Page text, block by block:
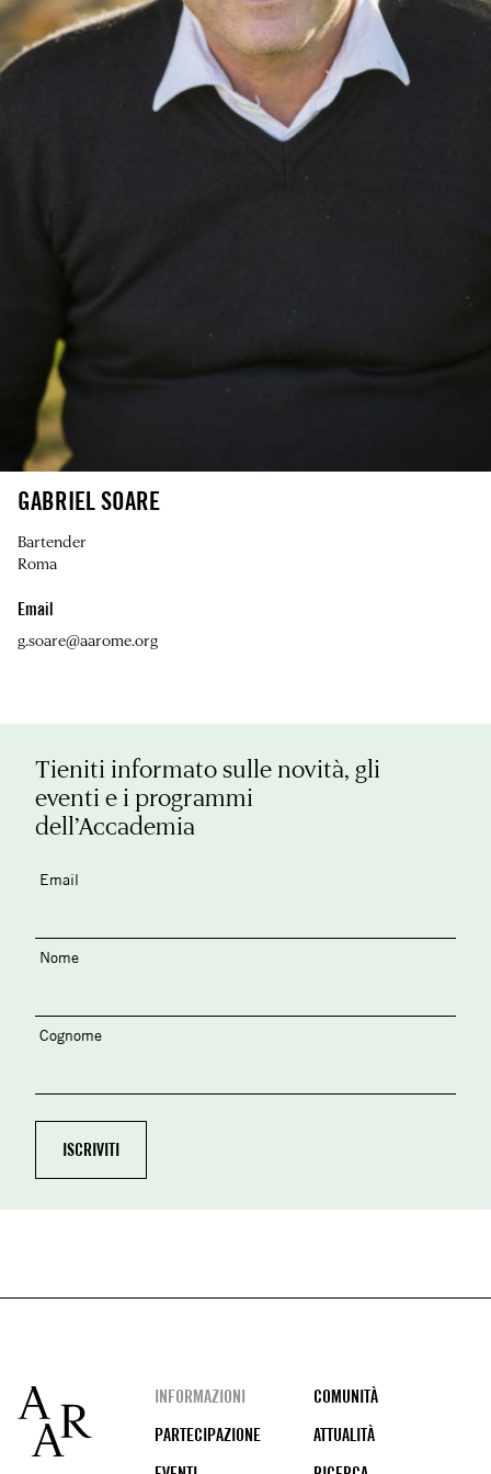
GABRIEL SOARE
Bartender
Roma
Email
g.soare@aarome.org
Tieniti informato sulle novità, gli
eventi e i programmi
dell’Accademia
Email
Nome
Cognome
Footer
INFORMAZIONI
COMUNITÀ
PARTECIPAZIONE
ATTUALITÀ